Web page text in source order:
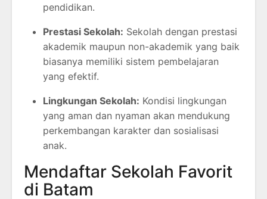
pendidikan.
Prestasi Sekolah: Sekolah dengan prestasi
akademik maupun non-akademik yang baik
biasanya memiliki sistem pembelajaran
yang efektif.
Lingkungan Sekolah: Kondisi lingkungan
yang aman dan nyaman akan mendukung
perkembangan karakter dan sosialisasi
anak.
Mendaftar Sekolah Favorit
di Batam